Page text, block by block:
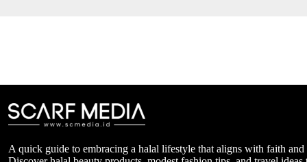
A quick guide to embracing a halal lifestyle that aligns with faith